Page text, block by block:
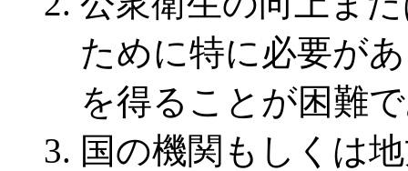
ために特に必要が
を得ることが困難
国の機関もしくは